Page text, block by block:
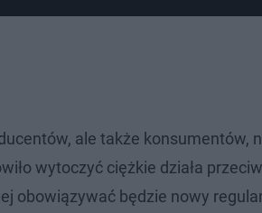
ale także konsumentów,
wytoczyć ciężkie działa
obowiązywać będzie nowy